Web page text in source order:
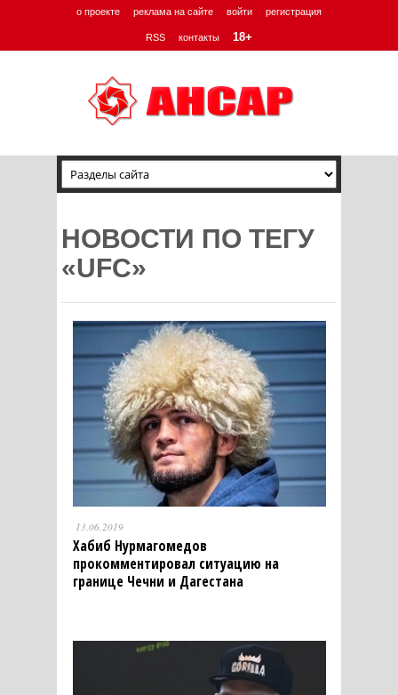
о проекте реклама на сайте войти регистрация
RSS контакты 18+
НОВОСТИ ПО ТЕГУ
«UFC»
13.06.2019
Хабиб Нурмагомедов
прокомментировал ситуацию на
границе Чечни и Дагестана